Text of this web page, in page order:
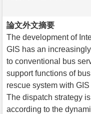
論文外文摘要
The development of
GIS has an
to conventional bus
support functions of
rescue system with
The dispatch strategy
according to the